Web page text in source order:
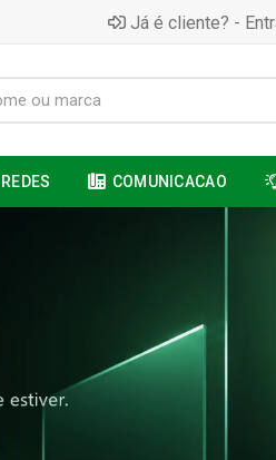
Já é cliente? -
REDES COMUNICACAO